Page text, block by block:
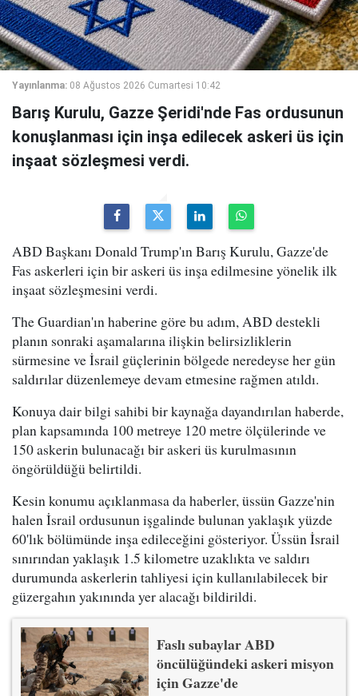
Yayınlanma: 08 Ağustos 2026 Cumartesi 10:42
Barış Kurulu, Gazze Şeridi'nde Fas ordusunun
konuşlanması için inşa edilecek askeri üs için
inşaat sözleşmesi verdi.
ABD Başkanı Donald Trump'ın Barış Kurulu, Gazze'de
Fas askerleri için bir askeri üs inşa edilmesine yönelik ilk
inşaat sözleşmesini verdi.
The Guardian'ın haberine göre bu adım, ABD destekli
planın sonraki aşamalarına ilişkin belirsizliklerin
sürmesine ve İsrail güçlerinin bölgede neredeyse her gün
saldırılar düzenlemeye devam etmesine rağmen atıldı.
Konuya dair bilgi sahibi bir kaynağa dayandırılan haberde,
plan kapsamında 100 metreye 120 metre ölçülerinde ve
150 askerin bulunacağı bir askeri üs kurulmasının
öngörüldüğü belirtildi.
Kesin konumu açıklanmasa da haberler, üssün Gazze'nin
halen İsrail ordusunun işgalinde bulunan yaklaşık yüzde
60'lık bölümünde inşa edileceğini gösteriyor. Üssün İsrail
sınırından yaklaşık 1.5 kilometre uzaklıkta ve saldırı
durumunda askerlerin tahliyesi için kullanılabilecek bir
güzergahın yakınında yer alacağı bildirildi.
Faslı subaylar ABD
öncülüğündeki askeri misyon
için Gazze'de